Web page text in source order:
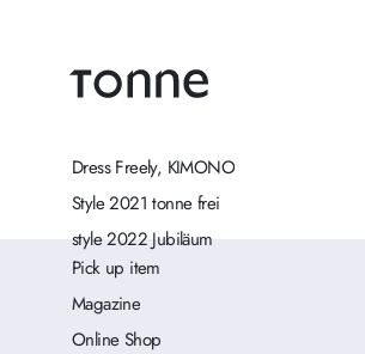
Dress Freely, KIMONO
Style 2021 tonne frei
style 2022 Jubiläum
Pick up item
Magazine
Online Shop